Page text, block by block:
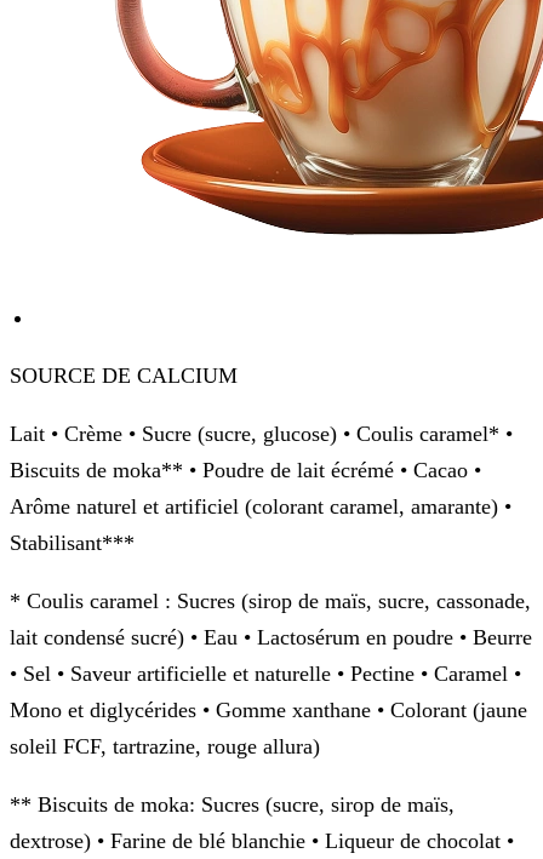
SOURCE DE CALCIUM
Lait • Crème • Sucre (sucre, glucose) • Coulis caramel* •
Biscuits de moka** • Poudre de lait écrémé • Cacao •
Arôme naturel et artificiel (colorant caramel, amarante) •
Stabilisant***
* Coulis caramel : Sucres (sirop de maïs, sucre, cassonade,
lait condensé sucré) • Eau • Lactosérum en poudre • Beurre
• Sel • Saveur artificielle et naturelle • Pectine • Caramel •
Mono et diglycérides • Gomme xanthane • Colorant (jaune
soleil FCF, tartrazine, rouge allura)
** Biscuits de moka: Sucres (sucre, sirop de maïs,
dextrose) • Farine de blé blanchie • Liqueur de chocolat •